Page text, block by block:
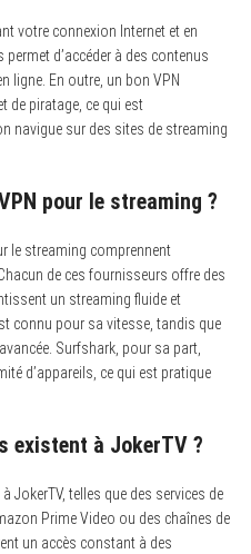
votre connexion Internet et en
permet d’accéder à des contenus
ligne. En outre, un bon VPN
de piratage, ce qui est
navigue sur des sites de streaming
pour le streaming ?
le streaming comprennent
de ces fournisseurs offre des
un streaming fluide et
connu pour sa vitesse, tandis que
Surfshark, pour sa part,
d’appareils, ce qui est pratique
existent à JokerTV ?
JokerTV, telles que des services de
Prime Video ou des chaînes de
un accès constant à des